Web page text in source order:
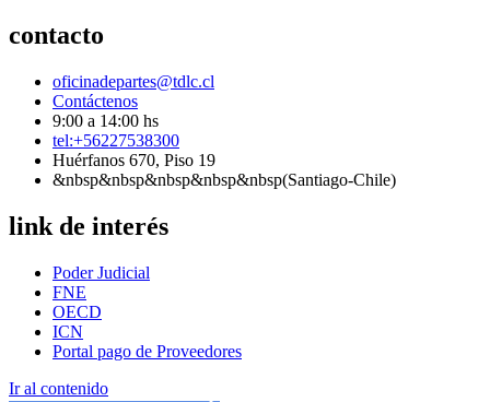
contacto
oficinadepartes@tdlc.cl
Contáctenos
9:00 a 14:00 hs
tel:+56227538300
Huérfanos 670, Piso 19
&nbsp&nbsp&nbsp&nbsp&nbsp(Santiago-Chile)
link de interés
Poder Judicial
FNE
OECD
ICN
Portal pago de Proveedores
Ir al contenido